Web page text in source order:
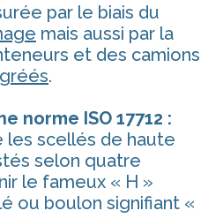
par le biais du
mais aussi par la
et des camions
.
norme ISO 17712 :
les scellés de haute
selon quatre
le fameux « H »
ou boulon signifiant «